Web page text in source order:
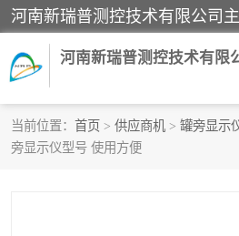
河南新瑞普测控技术有限
当前位置： 首页 > 供应商机 > 罐旁显示
旁显示仪型号 使用方便
霍尼韦尔压力变送器